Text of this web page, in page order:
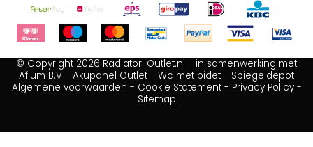
© Copyright 2026 Radiator-Outlet.nl - in samenwerking met
Afium B.V - Akupanel Outlet - Wc met bidet - Spiegeldepot
Algemene voorwaarden - Cookie Statement- Privacy Policy-
Sitemap